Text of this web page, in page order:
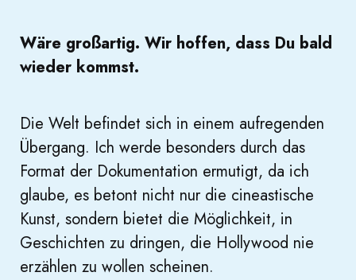
Wäre großartig. Wir hoffen, dass Du bald
wieder kommst.
Die Welt befindet sich in einem aufregenden
Übergang. Ich werde besonders durch das
Format der Dokumentation ermutigt, da ich
glaube, es betont nicht nur die cineastische
Kunst, sondern bietet die Möglichkeit, in
Geschichten zu dringen, die Hollywood nie
erzählen zu wollen scheinen.